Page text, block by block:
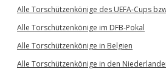
Alle Torschützenkönige des UEFA-Cups
Alle Torschützenkönige im DFB-Pokal
Alle Torschützenkönige in Belgien
Alle Torschützenkönige in den